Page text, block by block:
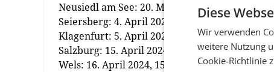
Neusiedl am See: 20. März 2024, 15:00 Uhr
Seiersberg: 4. April 2024, 15:00 Uhr
Klagenfurt: 5. April 2024, 10:00 Uhr
Salzburg: 15. April 2024, 15:00 Uhr
Wels: 16. April 2024, 15:00 Uhr
Diese
Wir verwenden
weitere Nutzung
Cookie-Richtlinie